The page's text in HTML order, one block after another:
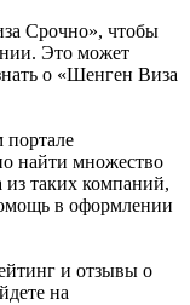
Срочно», чтобы
Это может
о «Шенген Виза
найти множество
таких компаний,
в оформлении
и отзывы о
на